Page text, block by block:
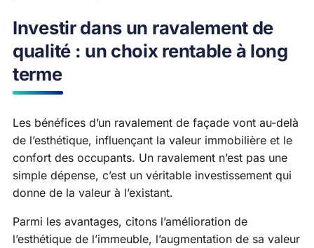
Investir dans un ravalement de
qualité : un choix rentable à long
terme
Les bénéfices d’un ravalement de façade vont au-delà
de l’esthétique, influençant la valeur immobilière et le
confort des occupants. Un ravalement n’est pas une
simple dépense, c’est un véritable investissement qui
donne de la valeur à l’existant.
Parmi les avantages, citons l’amélioration de
l’esthétique de l’immeuble, l’augmentation de sa valeur